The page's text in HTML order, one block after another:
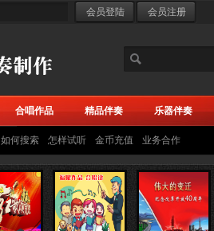
合唱作品 精品伴奏 乐器伴奏
如何搜索 怎样试听 金币充值 业务合作